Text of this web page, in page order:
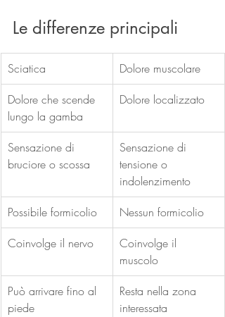
Le differenze principali
Sciatica
Dolore muscolare
Dolore che scende
lungo la gamba
Dolore localizzato
Sensazione di
bruciore o scossa
Sensazione di
tensione o
indolenzimento
Possibile formicolio
Nessun formicolio
Coinvolge il nervo
Coinvolge il
muscolo
Può arrivare fino al
piede
Resta nella zona
interessata